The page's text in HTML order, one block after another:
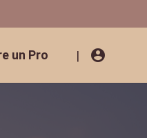
un Pro | account_circle